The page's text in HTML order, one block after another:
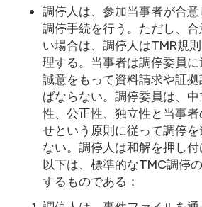
調停人は、参加当事者が合
調停手続を行う。ただし、
い場合は、調停人はTMR規
理する。当事者は調停委員に
誠意をもって資料請求や証
ばならない。調停委員は、
性、公正性、独立性と当事
せという原則に従って調停
ない。調停人は和解を押し付
以下は、標準的なTMC調停
するものである：